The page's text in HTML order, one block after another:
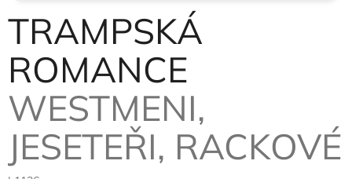
TRAMPSKÁ
ROMANCE
WESTMENI,
JESETEŘI, RACKOVÉ